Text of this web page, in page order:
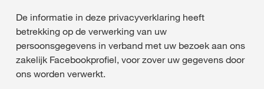
De informatie in deze privacyverklaring heeft
betrekking op de verwerking van uw
persoonsgegevens in verband met uw bezoek aan ons
zakelijk Facebookprofiel, voor zover uw gegevens door
ons worden verwerkt.